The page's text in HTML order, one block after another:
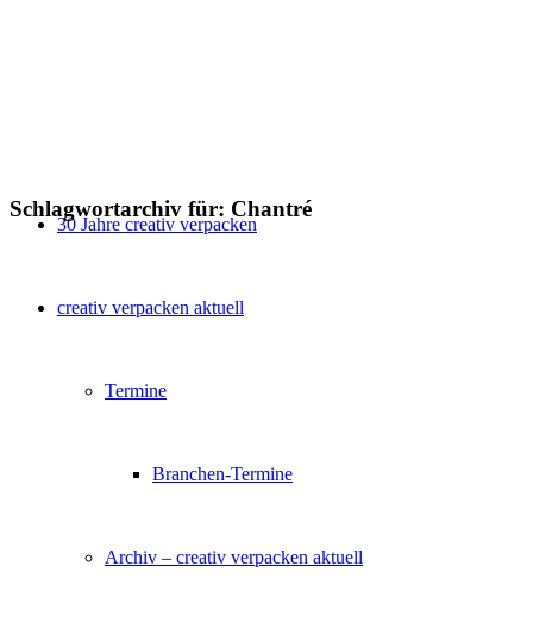
30 Jahre creativ verpacken
creativ verpacken aktuell
Termine
Branchen-Termine
Archiv – creativ verpacken aktuell
Schlagwortarchiv für: Chantré